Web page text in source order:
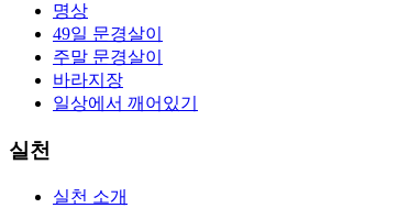
명상
49일 문경살이
주말 문경살이
바라지장
일상에서 깨어있기
실천
실천 소개